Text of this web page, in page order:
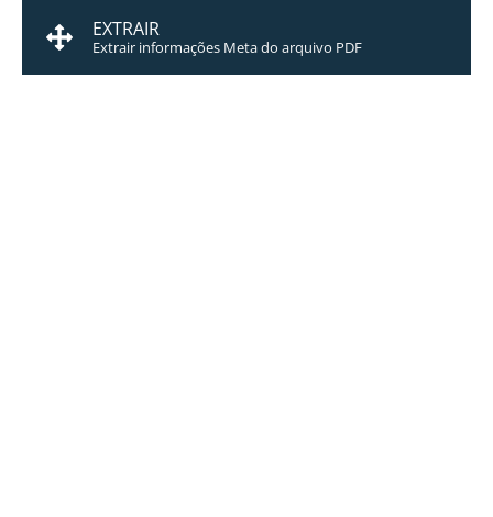
EXTRAIR
Extrair informações Meta do arquivo PDF